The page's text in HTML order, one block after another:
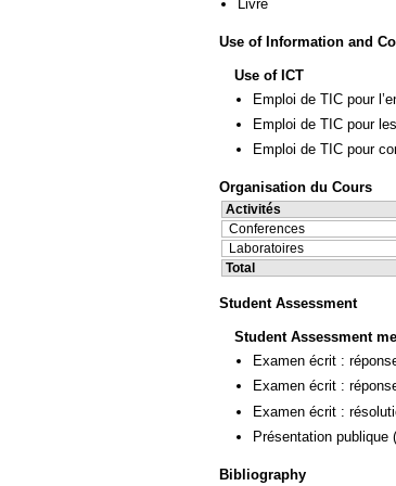
Livre
Use of Information and
Use of ICT
Emploi de TIC pour
Emploi de TIC pour
Emploi de TIC pour
Organisation du Cours
Activités
Conferences
Laboratoires
Total
Student Assessment
Student Assessment
Examen écrit :
Examen écrit :
Examen écrit :
Présentation publique
Bibliography